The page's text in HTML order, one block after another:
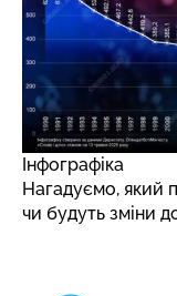
Інфографіка
Нагадуємо, який
чи будуть зміни